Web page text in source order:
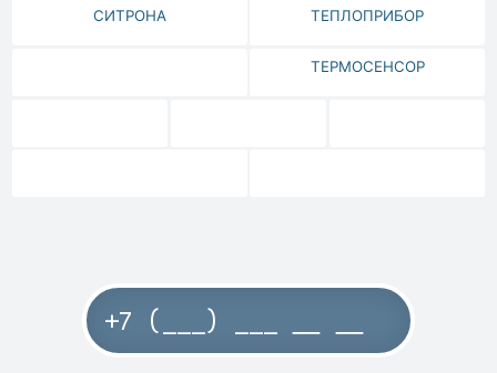
СИТРОНА ТЕПЛОПРИБОР
ТЕРМОСЕНСОР